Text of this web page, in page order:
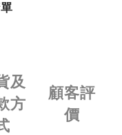
及
方
顧客評
價